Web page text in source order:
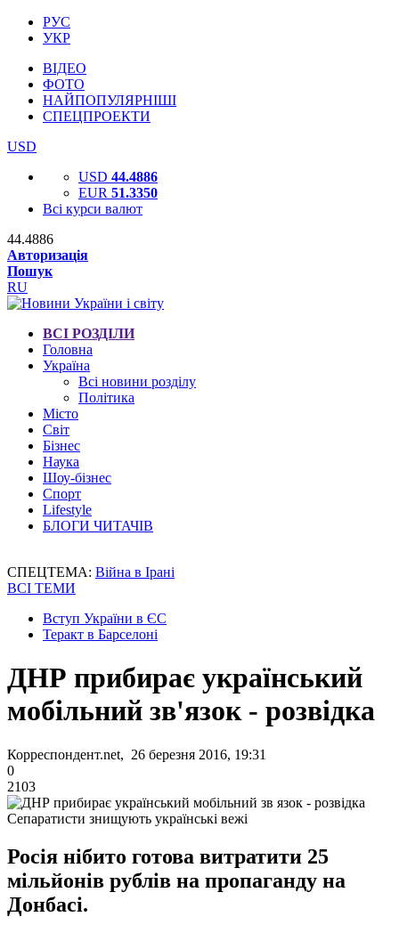
РУС
УКР
ВІДЕО
ФОТО
НАЙПОПУЛЯРНІШІ
СПЕЦПРОЕКТИ
USD
USD 44.4886
EUR 51.3350
Всі курси валют
44.4886
Авторизація
Пошук
RU
ВСІ РОЗДІЛИ
Головна
Україна
Всі новини розділу
Політика
Місто
Світ
Бізнес
Наука
Шоу-бізнес
Спорт
Lifestyle
БЛОГИ ЧИТАЧІВ
СПЕЦТЕМА: Війна в Ірані
ВСІ ТЕМИ
Вступ України в ЄС
Теракт в Барселоні
ДНР прибирає український
мобільний зв'язок - розвідка
Корреспондент.net, 26 березня 2016, 19:31
0
2103
Сепаратисти знищують українські вежі
Росія нібито готова витратити 25
мільйонів рублів на пропаганду на
Донбасі.